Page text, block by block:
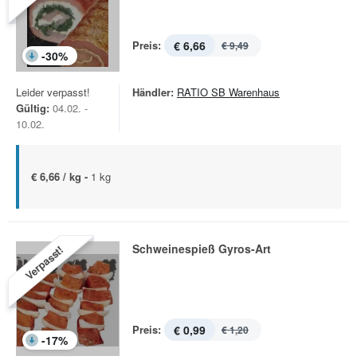
-30%
Preis: € 6,66 € 9,49
Leider verpasst!
Gültig: 04.02. -
10.02.
Händler: RATIO SB Warenhaus
€ 6,66 / kg - 1 kg
Verpasst!
-17%
Schweinespieß Gyros-Art
Preis: € 0,99 € 1,20